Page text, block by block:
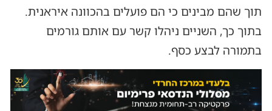
תוך שהם מבינים כי הם פועלים בהכוונה איראנית.
בתוך כך, השניים ניהלו קשר עם אותם גורמים
בתמורה לבצע כסף.